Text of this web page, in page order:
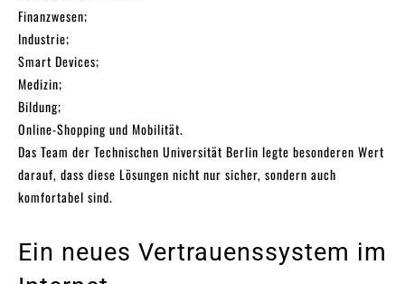
Finanzwesen;
Industrie;
Smart Devices;
Medizin;
Bildung;
Online-Shopping und Mobilität.
Das Team der Technischen Universität Berlin legte besonderen Wert
darauf, dass diese Lösungen nicht nur sicher, sondern auch
komfortabel sind.
Ein neues Vertrauenssystem im